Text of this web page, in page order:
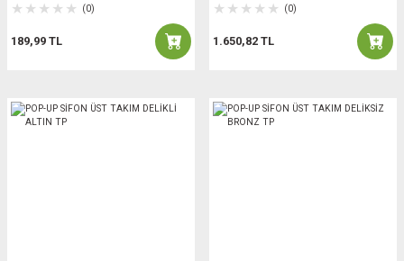
(0)
189,99 TL
(0)
1.650,82 TL